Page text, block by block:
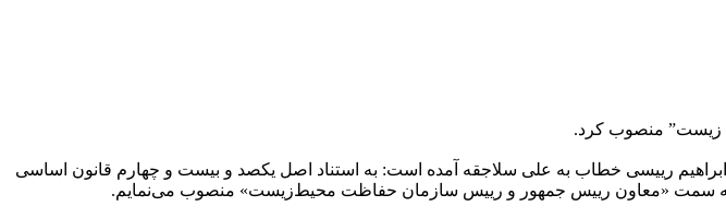
زیست” منصوب کرد.
رییسی خطاب به علی سلاجقه آمده است: به استناد اصل یکصد و بیست و چهارم قانون اساسی
به سمت «معاون رییس جمهور و رییس سازمان حفاظت محیط‌زیست» منصوب می‌نمایم.